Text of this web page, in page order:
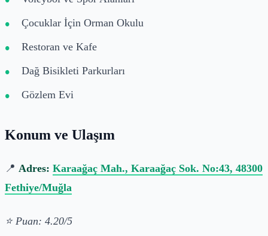
Çocuklar İçin Orman Okulu
Restoran ve Kafe
Dağ Bisikleti Parkurları
Gözlem Evi
Konum ve Ulaşım
📍 Adres: Karaağaç Mah., Karaağaç Sok. No:43, 48300
Fethiye/Muğla
⭐ Puan: 4.20/5